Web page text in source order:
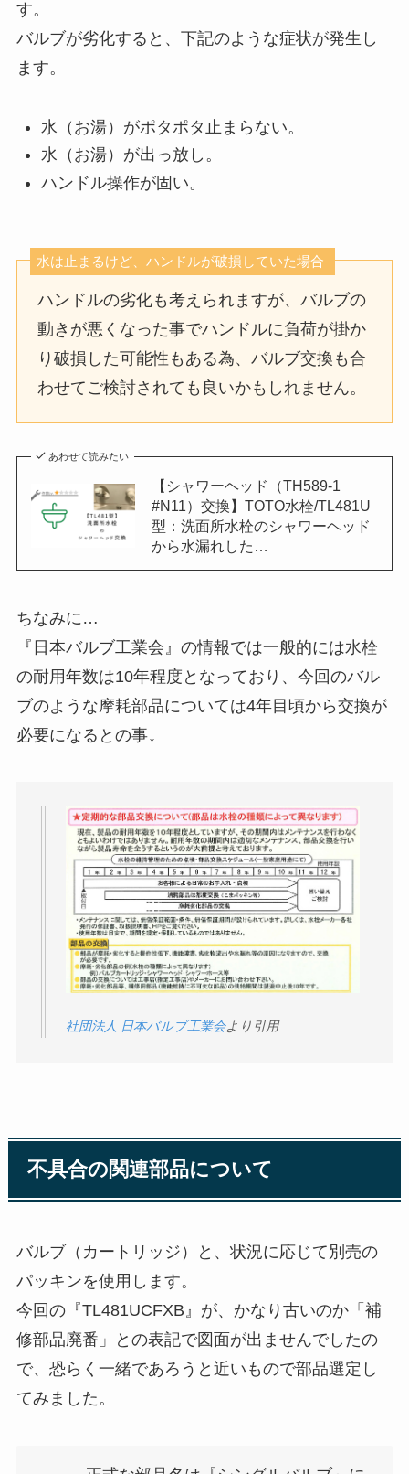
す。
バルブが劣化すると、下記のような症状が発生し
ます。
水（お湯）がポタポタ止まらない。
水（お湯）が出っ放し。
ハンドル操作が固い。
水は止まるけど、ハンドルが破損していた場合
ハンドルの劣化も考えられますが、バルブの
動きが悪くなった事でハンドルに負荷が掛か
り破損した可能性もある為、バルブ交換も合
わせてご検討されても良いかもしれません。
あわせて読みたい
【シャワーヘッド（TH589-1
#N11）交換】TOTO水栓/TL481U
型：洗面所水栓のシャワーヘッド
から水漏れした…
ちなみに…
『日本バルブ工業会』の情報では一般的には水栓
の耐用年数は10年程度となっており、今回のバル
ブのような摩耗部品については4年目頃から交換が
必要になるとの事↓
社団法人 日本バルブ工業会より引用
不具合の関連部品について
バルブ（カートリッジ）と、状況に応じて別売の
パッキンを使用します。
今回の『TL481UCFXB』が、かなり古いのか「補
修部品廃番」との表記で図面が出ませんでしたの
で、恐らく一緒であろうと近いもので部品選定し
てみました。